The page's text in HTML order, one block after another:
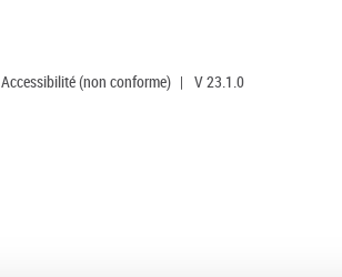
Accessibilité (non conforme) | V 23.1.0